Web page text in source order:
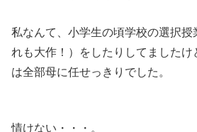
私なんて、小学生の頃学校の選択授
れも大作！）をしたりしてました
は全部母に任せっきりでした。
情けない・・・。